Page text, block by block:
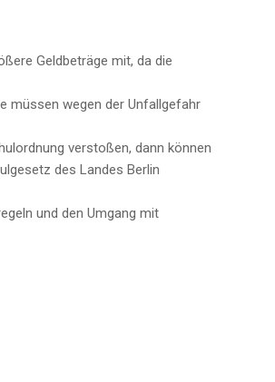
Geldbeträge mit, da die
müssen wegen der Unfallgefahr
verstoßen, dann können
des Landes Berlin
und den Umgang mit